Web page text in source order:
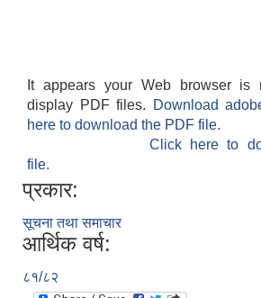
It appears your Web browser is
display PDF files.
Download
here to download the PDF file.
Click here to
file.
प्रकार:
सूचना तथा समाचार
आर्थिक वर्ष:
८१/८२